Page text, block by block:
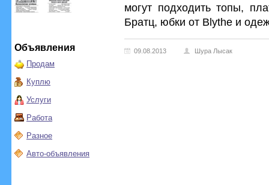
Объявления
Продам
Куплю
Услуги
Работа
Разное
Авто-объявления
могут подходить топы,
Братц, юбки от Blythe и
09.08.2013 Шура Лысак